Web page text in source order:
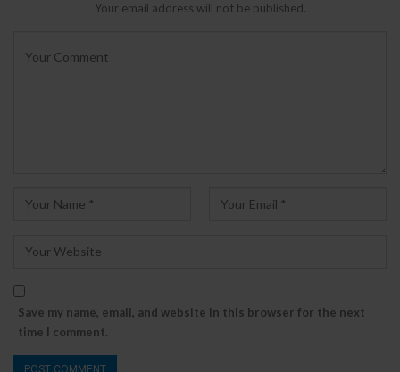
Your email address will not be published.
Save my name, email, and website in this browser for the next
time I comment.